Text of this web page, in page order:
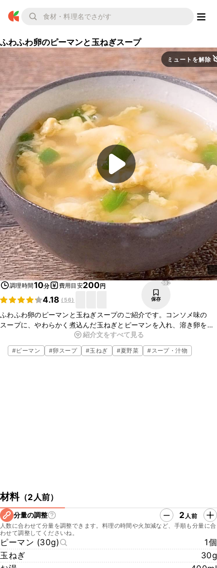
ふわふわ卵のピーマンと玉ねぎスープ
ミュートを解除
調理時間10分 費用目安200円
4.18 ( 56)
882
保存
ふわふわ卵のピーマンと玉ねぎスープのご紹介です。コンソメ味の
スープに、やわらかく煮込んだ玉ねぎとピーマンを入れ、溶き卵を流
し入れて仕上げました。ふわふわに火が通った卵とほんのりと苦味の
あるピーマンがおいしいですよ。
紹介文をすべて見る
#ピーマン #卵スープ #玉ねぎ #夏野菜 #スープ・汁物
材料（2人前）
分量の調整 2 人前
人数に合わせて分量を調整できます。料理の時間や火加減など、手順も分量に合
わせて調整してくださいね。
ピーマン (30g)
1個
玉ねぎ
30g